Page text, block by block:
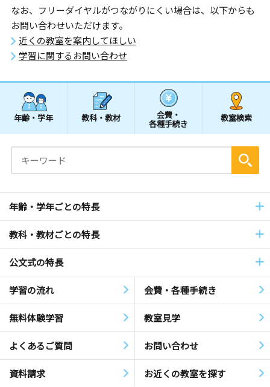
なお、フリーダイヤルがつながりにくい場合は、以下からも
お問い合わせいただけます。
近くの教室を案内してほしい
学習に関するお問い合わせ
年齢・学年 教科・教材 会費・
各種手続き
教室検索
年齢・学年ごとの特長
教科・教材ごとの特長
公文式の特長
学習の流れ 会費・各種手続き
無料体験学習 教室見学
よくあるご質問 お問い合わせ
資料請求 お近くの教室を探す